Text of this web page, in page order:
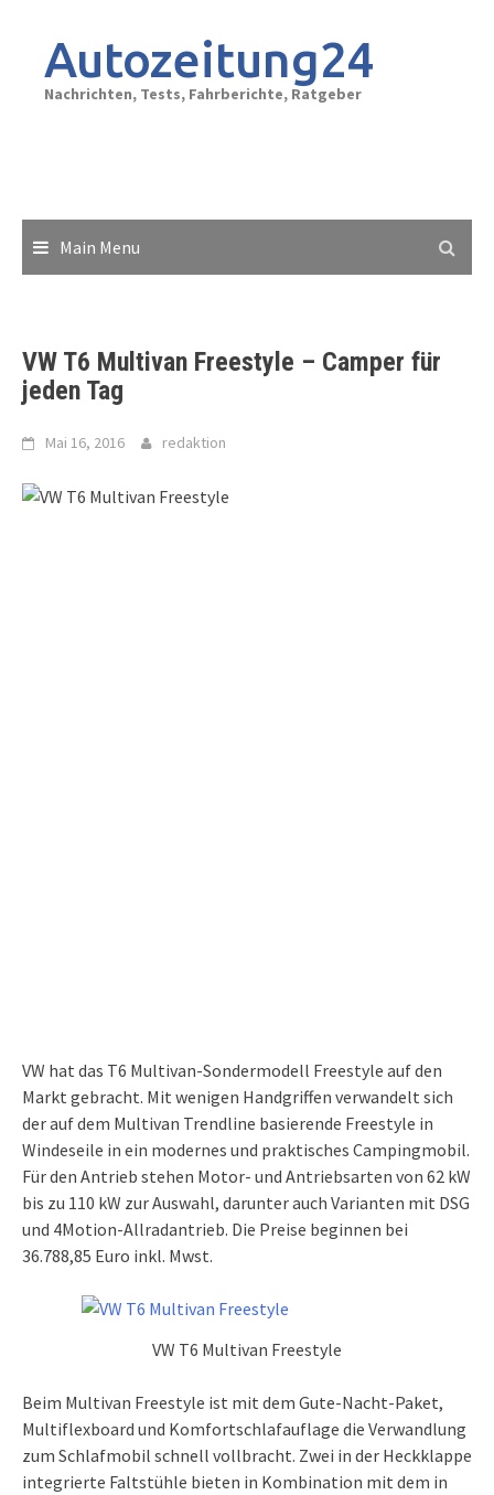
contentAutozeitung24
Nachrichten, Tests, Fahrberichte, Ratgeber
Main Menu
VW T6 Multivan Freestyle – Camper für
jeden Tag
Mai 16, 2016 redaktion
VW hat das T6 Multivan-Sondermodell Freestyle auf den
Markt gebracht. Mit wenigen Handgriffen verwandelt sich
der auf dem Multivan Trendline basierende Freestyle in
Windeseile in ein modernes und praktisches Campingmobil.
Für den Antrieb stehen Motor- und Antriebsarten von 62 kW
bis zu 110 kW zur Auswahl, darunter auch Varianten mit DSG
und 4Motion-Allradantrieb. Die Preise beginnen bei
36.788,85 Euro inkl. Mwst.
VW T6 Multivan Freestyle
Beim Multivan Freestyle ist mit dem Gute-Nacht-Paket,
Multiflexboard und Komfortschlafauflage die Verwandlung
zum Schlafmobil schnell vollbracht. Zwei in der Heckklappe
integrierte Faltstühle bieten in Kombination mit dem in